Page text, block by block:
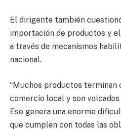
El dirigente también
importación de productos y
a través de mecanismos
nacional.
“Muchos productos terminan
comercio local y son
Eso genera una enorme
que cumplen con todas las